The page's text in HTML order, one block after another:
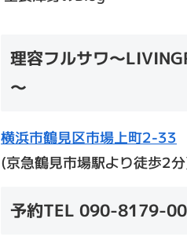
理容フルサワ～
～
横浜市鶴見区市場上町2-33
(京急鶴見市場駅より徒歩2
予約TEL 090-8179-